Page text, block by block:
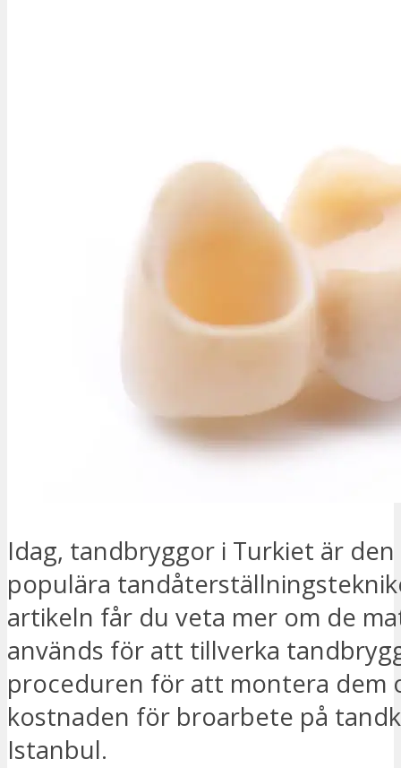
Idag, tandbryggor i Turkiet är
populära
artikeln får du veta mer om de
används för att tillverka
proceduren för att montera dem
kostnaden för broarbete på
Istanbul.